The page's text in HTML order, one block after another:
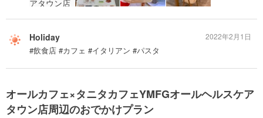
Holiday
#飲食店 #カフェ #イタリアン #パスタ
2022年2月1日
オールカフェ×タニタカフェYMFGオールヘルスケア
タウン店周辺のおでかけプラン